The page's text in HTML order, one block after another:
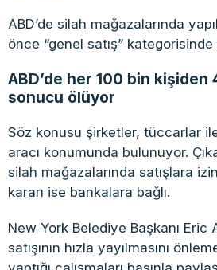
ABD’de silah mağazalarında
önce “genel satış” kategorisinde
ABD’de her 100 bin kişiden
sonucu ölüyor
Söz konusu şirketler, tüccarlar
aracı konumunda bulunuyor.
silah mağazalarında satışlara
kararı ise bankalara bağlı.
New York Belediye Başkanı Eric
satışının hızla yayılmasını